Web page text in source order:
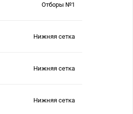
Отборы №1
Нижняя сетка
Нижняя сетка
Нижняя сетка